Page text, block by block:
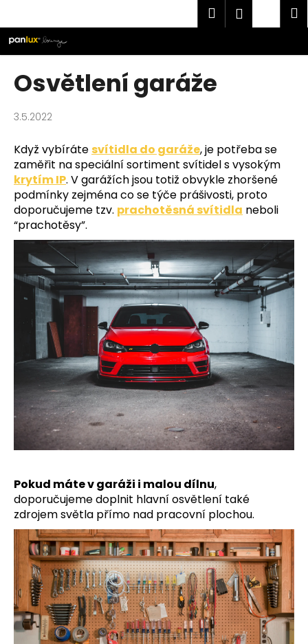
obsah
Hledat
Osvětlení garáže
3.5.2022
Když vybíráte svítidla do garáže, je potřeba se
zaměřit na speciální sortiment svítidel s vysokým
krytím IP. V garážích jsou totiž obvykle zhoršené
podmínky zejména co se týče prášivosti, proto
doporučujeme tzv. prachotěsná svítidla neboli
“prachotěsy”.
Pokud máte v garáži i malou dílnu,
doporučujeme doplnit hlavní osvětlení také
zdrojem světla přímo nad pracovní plochou.
o
í
Zpět
Zpět
C
o
p
t
ř
e
b
u
j
t
e
a
í
?
D
o
p
o
r
u
č
u